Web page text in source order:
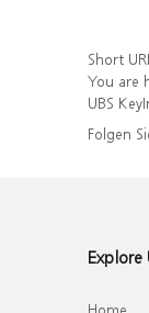
Short
You are
UBS
Folgen
Explore